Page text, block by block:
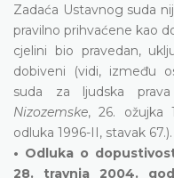
Zadaća Ustavnog suda
pravilno prihvaćene kao
cjelini bio pravedan,
dobiveni (vidi, između
suda za ljudska
Nizozemske, 26. ožujka
odluka 1996-II, stavak 67.).
• Odluka o
28. travnja 2004.